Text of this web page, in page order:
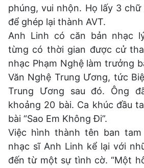
phúng, vui nhộn. Họ lấy 3
để ghép lại thành AVT.
Anh Linh có căn bản nhạc
từng có thời gian được cử
nhạc Phạm Nghệ làm trưởng
Văn Nghệ Trung Ương, tức
Trung Ương sau đó. Ông
khoảng 20 bài. Ca khúc đầu
bài “Sao Em Không Đi”.
Việc hình thành tên ban
nhạc sĩ Anh Linh kể lại với
đến từ một sự tình cờ. “Một